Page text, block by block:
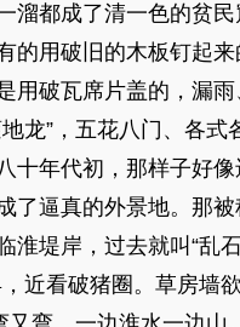
溜都成了清一色的贫
的用破旧的木板钉起
用破瓦席片盖的，漏
龙”，五花八门、各
十年代初，那样子好
了逼真的外景地。那
淮堤岸，过去就叫“乱
近看破猪圈。草房墙